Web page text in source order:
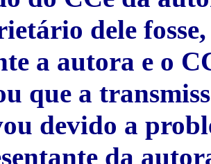
dele
a autora e o
que a
devido a
da